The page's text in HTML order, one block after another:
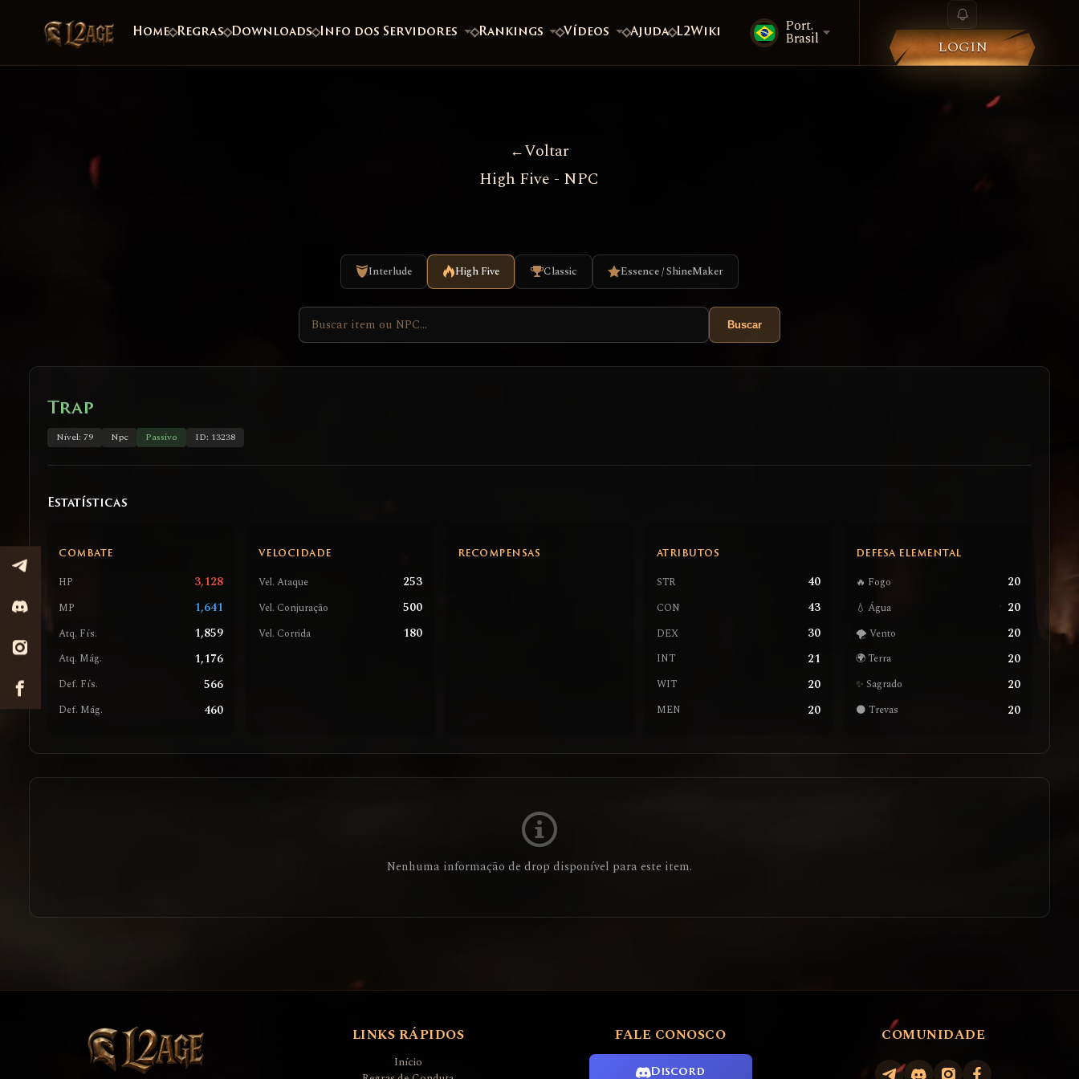
Home Regras Downloads Info dos Servidores Rankings Vídeos Ajuda L2Wiki Port.
Brasil LOGIN
Voltar
High Five - NPC
Interlude High Five Classic Essence / ShineMaker
Buscar
Trap
Nível: 79 Npc Passivo ID: 13238
Estatísticas
COMBATE
HP 3,128
MP 1,641
Atq. Fís. 1,859
Atq. Mág. 1,176
Def. Fís. 566
Def. Mág. 460
VELOCIDADE
Vel. Ataque 253
Vel. Conjuração 500
Vel. Corrida 180
RECOMPENSAS ATRIBUTOS
STR 40
CON 43
DEX 30
INT 21
WIT 20
MEN 20
DEFESA ELEMENTAL
🔥 Fogo 20
💧 Água 20
🌪️ Vento 20
🌍 Terra 20
✨ Sagrado 20
🌑 Trevas 20
Nenhuma informação de drop disponível para este item.
LINKS RÁPIDOS
Início
FALE CONOSCO
Discord
COMUNIDADE